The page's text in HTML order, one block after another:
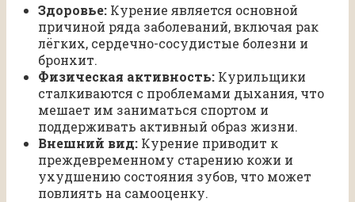
Здоровье: Курение является основной
причиной ряда заболеваний, включая рак
лёгких, сердечно-сосудистые болезни и
бронхит.
Физическая активность: Курильщики
сталкиваются с проблемами дыхания, что
мешает им заниматься спортом и
поддерживать активный образ жизни.
Внешний вид: Курение приводит к
преждевременному старению кожи и
ухудшению состояния зубов, что может
повлиять на самооценку.